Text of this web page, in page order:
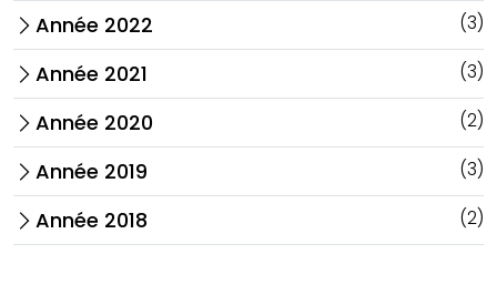
arrow_forward_ios Année 2022 (3)
arrow_forward_ios Année 2021 (3)
arrow_forward_ios Année 2020 (2)
arrow_forward_ios Année 2019 (3)
arrow_forward_ios Année 2018 (2)